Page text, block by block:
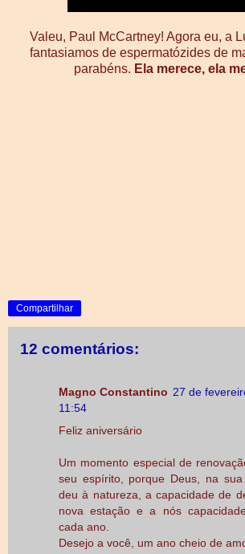
Valeu, Paul McCartney! Agora eu, a
fantasiamos de espermatózides de
parabéns. Ela merece, ela
Compartilhar
12 comentários:
Magno Constantino 27 de
11:54
Feliz aniversário
Um momento especial de
seu espírito, porque Deus, na sua
deu à natureza, a capacidade de
nova estação e a nós
cada ano.
Desejo a você, um ano cheio de